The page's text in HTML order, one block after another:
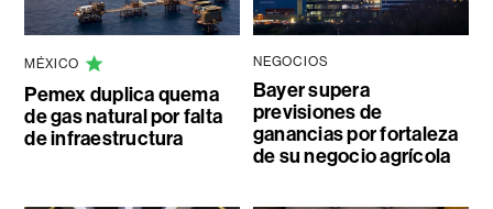
MÉXICO
Pemex duplica quema
de gas natural por falta
de infraestructura
NEGOCIOS
Bayer supera
previsiones de
ganancias por fortaleza
de su negocio agrícola